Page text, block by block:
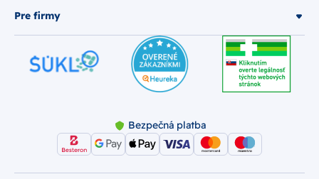
Pre firmy
Bezpečná platba